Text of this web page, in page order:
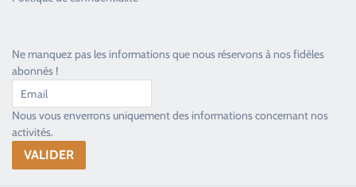
Ne manquez pas les informations que nous réservons à nos fidèles
abonnés !
Nous vous enverrons uniquement des informations concernant nos
activités.